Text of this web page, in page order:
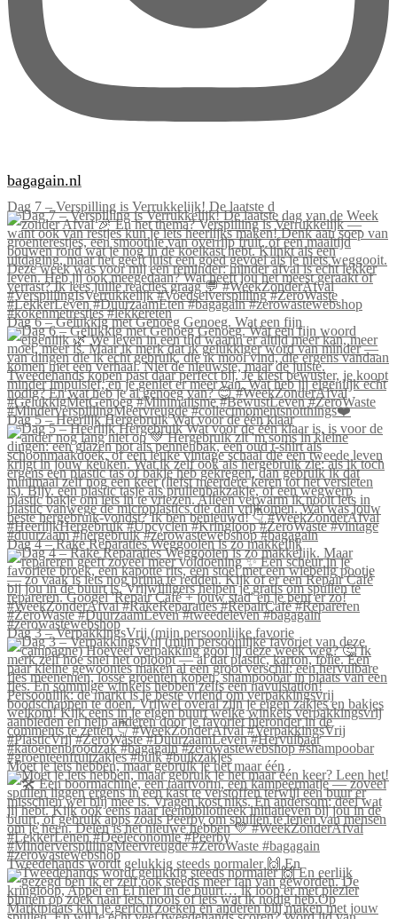
bagagain.nl
Dag 7 – Verspilling is Verrukkelijk! De laatste d
Dag 6 – Gelukkig met Genoeg Genoeg. Wat een fijn
Dag 5 – Heerlijk Hergebruik Wat voor de één klaar
Dag 4 – Rake Reparaties Weggooien is zo makkelijk
Dag 3 – VerpakkingsVrij (mijn persoonlijke favorie
Moet je iets hebben, maar gebruik je het maar één
Tweedehands wordt gelukkig steeds normaler 🙌 En